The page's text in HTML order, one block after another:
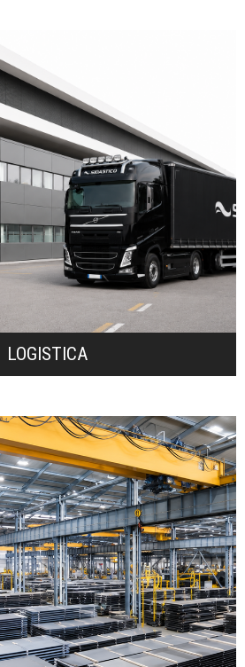
LOGISTICA
permette di consegnare il
dei Paesi dell’Europa, del Nord
e del Medio Oriente ad una
che il successo comincia a
la scelta di un partner preciso
di servire - con “acciai di qualità
aziende mondiali.
di forza di Sidastico è
e differenziato di magazzino
tonnellate di coils d’acciao,
di soddisfare pressoché ogni
di lamiere in acciai speciali al
just-in time.